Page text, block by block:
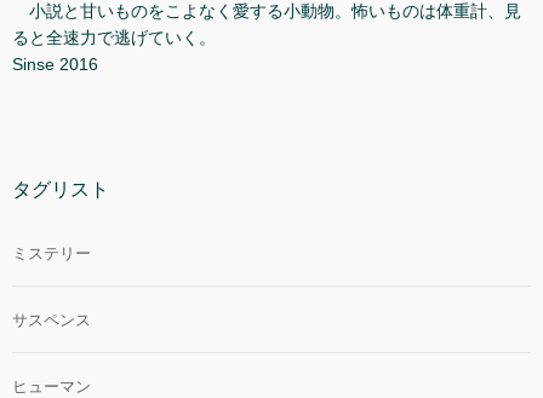
小説と甘いものをこよなく愛する小動物。怖いものは体重計、見
ると全速力で逃げていく。
Sinse 2016
タグリスト
ミステリー
サスペンス
ヒューマン